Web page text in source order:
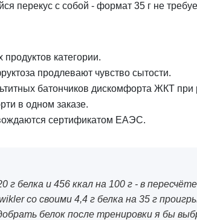
перекус с собой - формат 35 г не
категории.
продлевают чувство сытости.
батончиков дискомфорта ЖКТ
в одном заказе.
сертификатом ЕАЭС.
г белка и 456 ккал на 100 г - в
со своими 4,4 г белка на 35 г
белок после тренировки я бы